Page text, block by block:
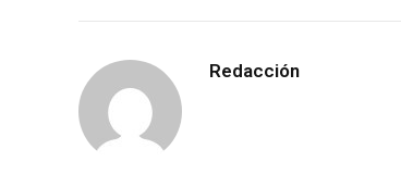
Redacción